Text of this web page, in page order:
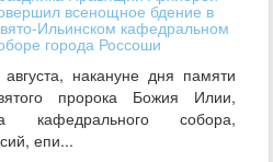
всенощное бдение в
Ильинском кафедральном
города Россоши
накануне дня памяти
пророка Божия Илии,
кафедрального собора,
епи...